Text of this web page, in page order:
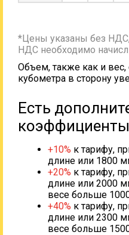
*Цены указаны без
НДС необходимо
Объем, также как и вес,
кубометра в сторону
Есть
+10% к тарифу,
длине или 1800
+20% к тарифу,
длине или 2000
весе больше
+40% к тарифу,
длине или 2300
весе больше